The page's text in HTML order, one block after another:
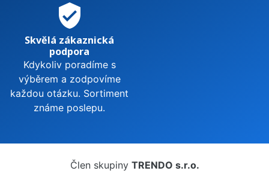
verified_user
Skvělá zákaznická
podpora
Kdykoliv poradíme s
výběrem a zodpovíme
každou otázku. Sortiment
známe poslepu.
Člen skupiny TRENDO s.r.o.